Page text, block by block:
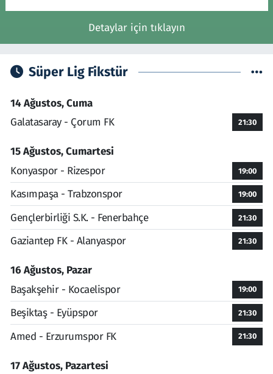
Detaylar için tıklayın
Süper Lig Fikstür
14 Ağustos, Cuma
Galatasaray - Çorum FK
21:30
15 Ağustos, Cumartesi
Konyaspor - Rizespor
19:00
Kasımpaşa - Trabzonspor 19:00
Gençlerbirliği S.K. - Fenerbahçe 21:30
Gaziantep FK - Alanyaspor 21:30
16 Ağustos, Pazar
Başakşehir - Kocaelispor
19:00
Beşiktaş - Eyüpspor 21:30
Amed - Erzurumspor FK 21:30
17 Ağustos, Pazartesi